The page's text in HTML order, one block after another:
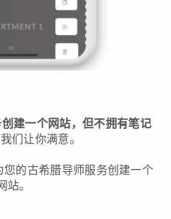
建一个网站，但不拥有笔记
我们让你满意。
的古希腊导师服务创建一个
站。